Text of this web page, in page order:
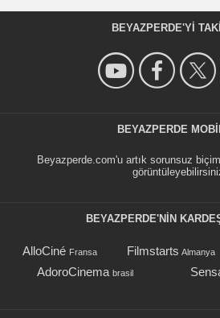
BEYAZPERDE'YI
BEYAZPERDE
Beyazperde.com'u artık sorunsuz
BEYAZPERDE'NIN
AlloCiné Fransa Filmstarts Almanya
AdoroCinema brasil